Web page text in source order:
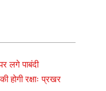
लगे पाबंदी
होगी रक्षाः प्रखर